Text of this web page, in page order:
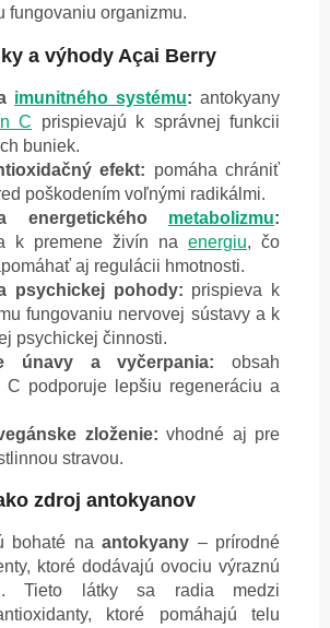
fungovaniu organizmu.
a výhody Açai Berry
imunitného systému: antokyany
C prispievajú k správnej funkcii
buniek.
efekt: pomáha chrániť
poškodením voľnými radikálmi.
energetického metabolizmu:
k premene živín na energiu, čo
aj regulácii hmotnosti.
psychickej pohody: prispieva k
fungovaniu nervovej sústavy a k
psychickej činnosti.
únavy a vyčerpania: obsah
C podporuje lepšiu regeneráciu a
zloženie: vhodné aj pre
stravou.
zdroj antokyanov
bohaté naantokyany – prírodné
ktoré dodávajú ovociu výraznú
Tieto látky sa radia medzi
ktoré pomáhajú telu